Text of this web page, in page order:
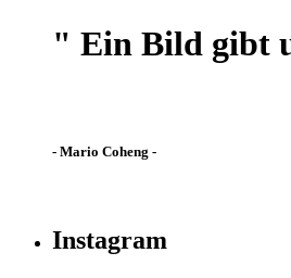
" Ein Bild gibt
- Mario Coheng -
Instagram